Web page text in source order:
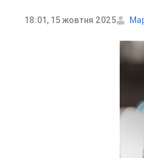
18:01, 15 жовтня 2025